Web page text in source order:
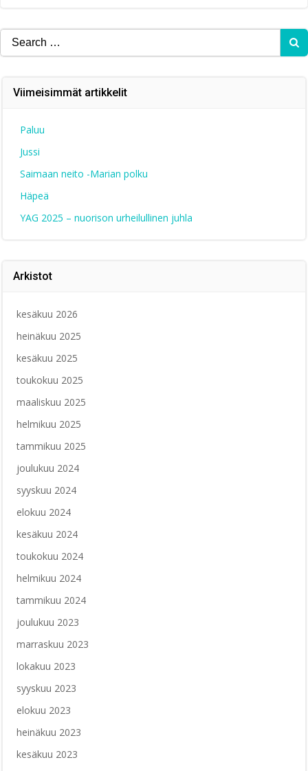
Search
for:
Viimeisimmät artikkelit
Paluu
Jussi
Saimaan neito -Marian polku
Häpeä
YAG 2025 – nuorison urheilullinen juhla
Arkistot
kesäkuu 2026
heinäkuu 2025
kesäkuu 2025
toukokuu 2025
maaliskuu 2025
helmikuu 2025
tammikuu 2025
joulukuu 2024
syyskuu 2024
elokuu 2024
kesäkuu 2024
toukokuu 2024
helmikuu 2024
tammikuu 2024
joulukuu 2023
marraskuu 2023
lokakuu 2023
syyskuu 2023
elokuu 2023
heinäkuu 2023
kesäkuu 2023